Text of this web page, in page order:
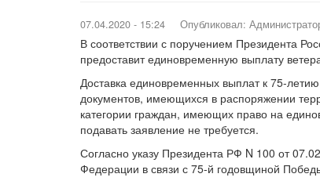
07.04.2020 - 15:24 Опубликовал:
В соответствии с поручением Президента
предоставит единовременную выплату
Доставка единовременных выплат к 75-
документов, имеющихся в распоряжении
категории граждан, имеющих право на
подавать заявление не требуется.
Согласно указу Президента РФ N 100 от
Федерации в связи с 75-й годовщиной